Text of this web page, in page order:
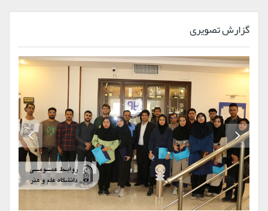
گزارش تصویری